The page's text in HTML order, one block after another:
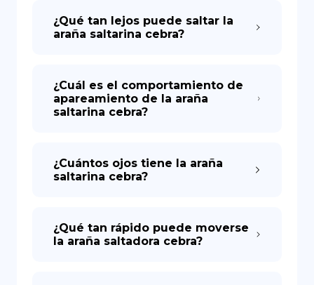
¿Qué tan lejos puede saltar la
araña saltarina cebra?
¿Cuál es el comportamiento de
apareamiento de la araña
saltarina cebra?
¿Cuántos ojos tiene la araña
saltarina cebra?
¿Qué tan rápido puede moverse
la araña saltadora cebra?